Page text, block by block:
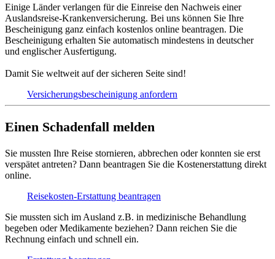
Einige Länder verlangen für die Einreise den Nachweis einer
Auslandsreise-Krankenversicherung. Bei uns können Sie Ihre
Bescheinigung ganz einfach kostenlos online beantragen. Die
Bescheinigung erhalten Sie automatisch mindestens in deutscher
und englischer Ausfertigung.
Damit Sie weltweit auf der sicheren Seite sind!
Versicherungs­bescheinigung anfordern
Einen Schadenfall melden
Sie mussten Ihre Reise stornieren, abbrechen oder konnten sie erst
verspätet antreten? Dann beantragen Sie die Kostenerstattung direkt
online.
Reisekosten-Erstattung beantragen
Sie mussten sich im Ausland z.B. in medizinische Behandlung
begeben oder Medikamente beziehen? Dann reichen Sie die
Rechnung einfach und schnell ein.